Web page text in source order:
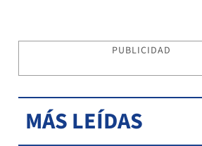
PUBLICIDAD
MÁS LEÍDAS